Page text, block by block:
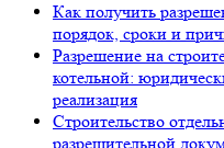
Как получить
порядок, сроки и
Разрешение на
котельной:
реализация
Строительство
разрешительной